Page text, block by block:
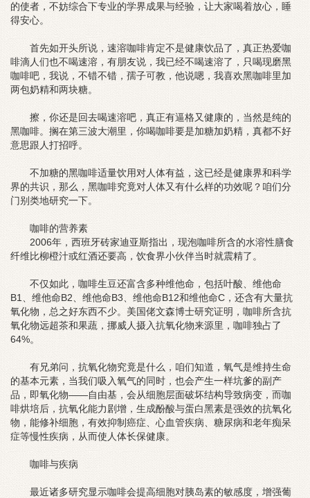
的使者，不妨综合下专业的学界成果与经验，让大家喝着放心，睡
得安心。
首先如开头所说，速溶咖啡肯定不是健康饮品了，真正热爱咖
啡滴人们也不喝速溶，有朋友说，我已经不喝速溶了，只喝现磨黑
咖啡吧，我说，不错不错，孺子可教，他说嗯，我喜欢黑咖啡里加
两包奶精和两块糖。
擦，你还是回去喝速溶吧，真正有逼格又健康的，当然是纯的
黑咖啡。搁在第三波大潮里，你喝咖啡要是加糖加奶精，真都不好
意思跟人打招呼。
不加糖的黑咖啡适量饮用对人体有益，这已经是健康界和科学
界的共识，那么，黑咖啡究竟对人体又有什么样的功效呢？咱们分
门别类地研究一下。
咖啡的营养素
2006年，西班牙砖家迪亚斯指出，现泡咖啡所含的水溶性膳食
纤维比柳橙汁或红酒还要高，饮食界小伙伴当时就震精了。
不仅如此，咖啡生豆还富含多种维他命，包括叶酸、维他命
B1、维他命B2、维他命B3、维他命B12和维他命C，还含有大量抗
氧化物，总之好东西不少。美国佬文森博士研究证明，咖啡所含抗
氧化物远超茶和果蔬，挪威人摄入抗氧化物来源里，咖啡独占了
64%。
有兄弟问，抗氧化物究竟是什么，咱们知道，氧气是维持生命
的基本元素，当我们吸入氧气的同时，也会产生一样坑爹的副产
品，即氧化物——自由基，会从细胞层面破坏结构导致病变，而咖
啡烘培后，抗氧化能力剧增，生成酚酸与蛋白黑素是强效的抗氧化
物，能修补细胞，有效抑制癌症、心血管疾病、糖尿病和老年痴呆
症等慢性疾病，从而使人体长保健康。
咖啡与疾病
最近诸多研究显示咖啡会提高细胞对胰岛素的敏感度，增强葡